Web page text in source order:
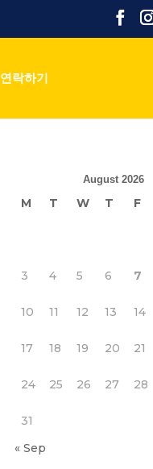
연락하기
August 2026
M T W T F
3 4 5 6 7
10 11 12 13 14
17 18 19 20 21
24 25 26 27 28
31
« Sep